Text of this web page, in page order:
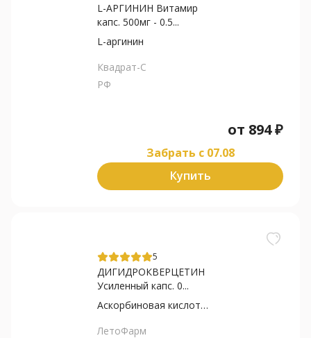
L-АРГИНИН Витамир
капс. 500мг - 0.5...
L-аргинин
Квадрат-С
РФ
от 894₽
Забрать c 07.08
Купить
5
ДИГИДРОКВЕРЦЕТИН
Усиленный капс. 0...
Аскорбиновая кислота+Ацеролы...
ЛетоФарм